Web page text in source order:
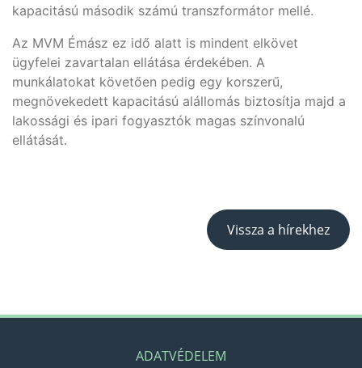
kapacitású második számú transzformátor mellé.
Az MVM Émász ez idő alatt is mindent elkövet
ügyfelei zavartalan ellátása érdekében. A
munkálatokat követően pedig egy korszerű,
megnövekedett kapacitású alállomás biztosítja majd a
lakossági és ipari fogyasztók magas színvonalú
ellátását.
Vissza a hírekhez
ADATVÉDELEM